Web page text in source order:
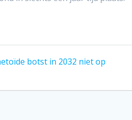
botst in 2032 niet op